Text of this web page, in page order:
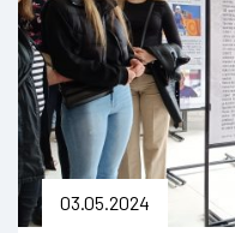
03.05.2024